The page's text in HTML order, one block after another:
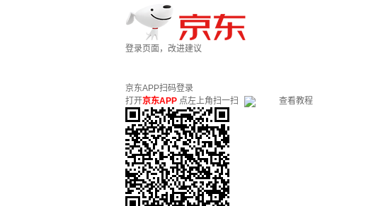
登录页面，改进建议
京东APP扫码登录
打开京东APP 点左上角扫一扫 查看教程